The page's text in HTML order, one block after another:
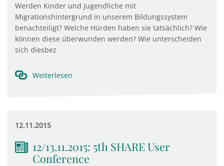
Werden Kinder und Jugendliche mit
Migrationshintergrund in unserem Bildungssystem
benachteiligt? Welche Hürden haben sie tatsächlich? Wie
können diese überwunden werden? Wie unterscheiden
sich diesbez
Weiterlesen
12.11.2015
12/13.11.2015: 5th SHARE User
Conference